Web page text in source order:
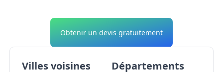
Obtenir un devis gratuitement
Villes voisines Départements